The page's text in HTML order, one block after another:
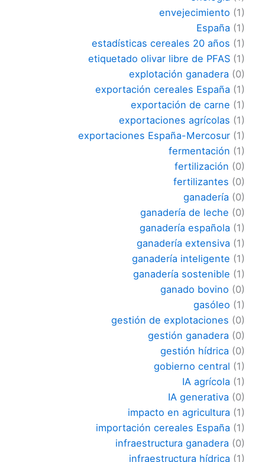
envejecimiento (1)
España (1)
estadísticas cereales 20 años (1)
etiquetado olivar libre de PFAS(1)
explotación ganadera (0)
exportación cereales España (1)
exportación de carne (1)
exportaciones agrícolas (1)
exportaciones España-Mercosur(1)
fermentación (1)
fertilización (0)
fertilizantes (0)
ganadería (0)
ganadería de leche (0)
ganadería española (1)
ganadería extensiva (1)
ganadería inteligente (1)
ganadería sostenible (1)
ganado bovino (0)
gasóleo (1)
gestión de explotaciones (0)
gestión ganadera (0)
gestión hídrica (0)
gobierno central (1)
IA agrícola (1)
IA generativa (0)
impacto en agricultura (1)
importación cereales España (1)
infraestructura ganadera (0)
infraestructura hídrica (1)